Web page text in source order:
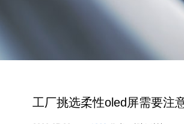
工厂挑选柔性oled屏需要注